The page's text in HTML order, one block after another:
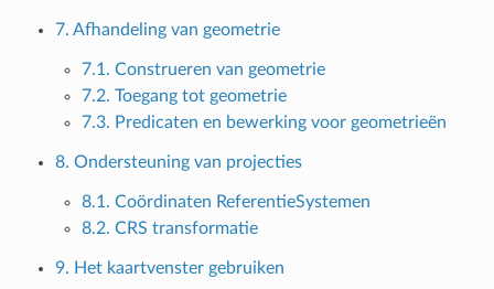
7. Afhandeling van geometrie
7.1. Construeren van geometrie
7.2. Toegang tot geometrie
7.3. Predicaten en bewerking voor geometrieën
8. Ondersteuning van projecties
8.1. Coördinaten ReferentieSystemen
8.2. CRS transformatie
9. Het kaartvenster gebruiken